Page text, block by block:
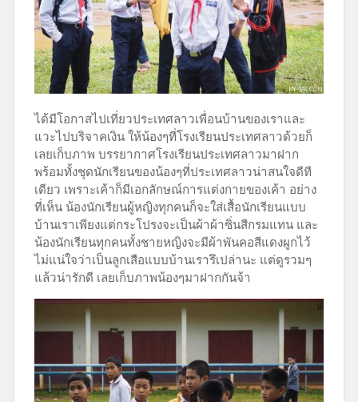
ได้มีโอกาสไปเที่ยวประเทศลาวเพื่อนบ้านของเราและ
แวะไปบริจาคเงิน ให้น้องๆที่โรงเรียนประเทศลาวด้วยก็
เลยเก็บภาพ บรรยากาศโรงเรียนประเทศลาวมาฝาก
พร้อมทั้งชุดนักเรียนของน้องๆที่ประเทศลาวน่าสนใจดีที
เดียว เพราะเค้าก็มีเอกลักษณ์การแต่งกายของเค้า อย่าง
ที่เห็น น้องนักเรียนผู้หญิงทุกคนก็จะใส่เสื้อนักเรียนแบบ
บ้านเราเพียงแต่กระโปรงจะเป็นผ้าผ้าซิ่นสีกรมแทน และ
น้องนักเรียนทุกคนทั้งชายหญิงจะมีผ้าพันคอสีแดงผูกไว้
ไม่แน่ใจว่าเป็นลูกเสือแบบบ้านเรารึเปล่านะ แต่ดูรวมๆ
แล้วน่ารักดี เลยเก็บภาพน้องๆมาฝากกันจ้า